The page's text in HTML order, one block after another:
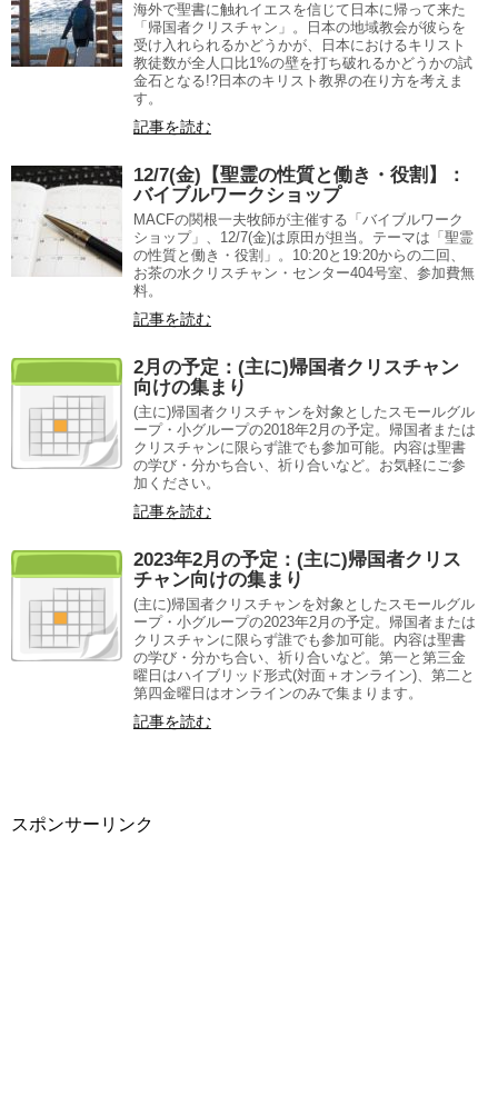
海外で聖書に触れイエスを信じて日本に帰って来た
「帰国者クリスチャン」。日本の地域教会が彼らを
受け入れられるかどうかが、日本におけるキリスト
教徒数が全人口比1%の壁を打ち破れるかどうかの試
金石となる!?日本のキリスト教界の在り方を考えま
す。
記事を読む
12/7(金)【聖霊の性質と働き・役割】：
バイブルワークショップ
MACFの関根一夫牧師が主催する「バイブルワーク
ショップ」、12/7(金)は原田が担当。テーマは「聖霊
の性質と働き・役割」。10:20と19:20からの二回、
お茶の水クリスチャン・センター404号室、参加費無
料。
記事を読む
2月の予定：(主に)帰国者クリスチャン
向けの集まり
(主に)帰国者クリスチャンを対象としたスモールグル
ープ・小グループの2018年2月の予定。帰国者または
クリスチャンに限らず誰でも参加可能。内容は聖書
の学び・分かち合い、祈り合いなど。お気軽にご参
加ください。
記事を読む
2023年2月の予定：(主に)帰国者クリス
チャン向けの集まり
(主に)帰国者クリスチャンを対象としたスモールグル
ープ・小グループの2023年2月の予定。帰国者または
クリスチャンに限らず誰でも参加可能。内容は聖書
の学び・分かち合い、祈り合いなど。第一と第三金
曜日はハイブリッド形式(対面＋オンライン)、第二と
第四金曜日はオンラインのみで集まります。
記事を読む
スポンサーリンク